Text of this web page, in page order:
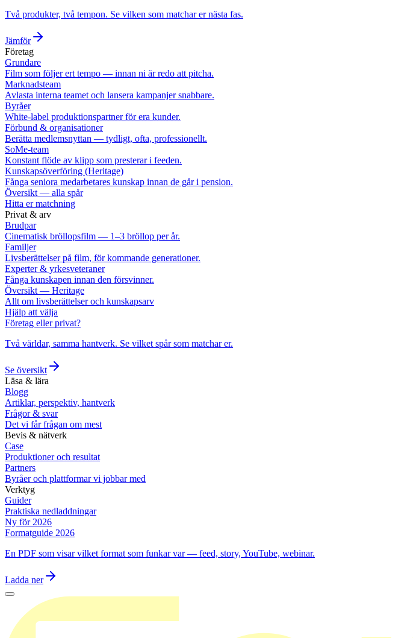
Två produkter, två tempon. Se vilken som matchar er nästa fas.
Jämför
Företag
Grundare
Film som följer ert tempo — innan ni är redo att pitcha.
Marknadsteam
Avlasta interna teamet och lansera kampanjer snabbare.
Byråer
White-label produktionspartner för era kunder.
Förbund & organisationer
Berätta medlemsnyttan — tydligt, ofta, professionellt.
SoMe-team
Konstant flöde av klipp som presterar i feeden.
Kunskapsöverföring (Heritage)
Fånga seniora medarbetares kunskap innan de går i pension.
Översikt — alla spår
Hitta er matchning
Privat & arv
Brudpar
Cinematisk bröllopsfilm — 1–3 bröllop per år.
Familjer
Livsberättelser på film, för kommande generationer.
Experter & yrkesveteraner
Fånga kunskapen innan den försvinner.
Översikt — Heritage
Allt om livsberättelser och kunskapsarv
Hjälp att välja
Företag eller privat?
Två världar, samma hantverk. Se vilket spår som matchar er.
Se översikt
Läsa & lära
Blogg
Artiklar, perspektiv, hantverk
Frågor & svar
Det vi får frågan om mest
Bevis & nätverk
Case
Produktioner och resultat
Partners
Byråer och plattformar vi jobbar med
Verktyg
Guider
Praktiska nedladdningar
Ny för 2026
Formatguide 2026
En PDF som visar vilket format som funkar var — feed, story, YouTube, webinar.
Ladda ner